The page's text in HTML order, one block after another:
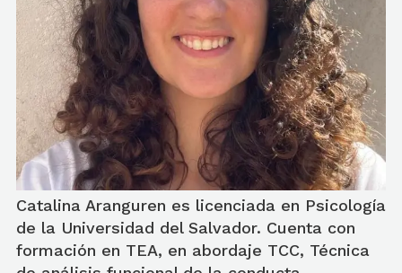
Catalina Aranguren es licenciada en Psicología
de la Universidad del Salvador. Cuenta con
formación en TEA, en abordaje TCC, Técnica